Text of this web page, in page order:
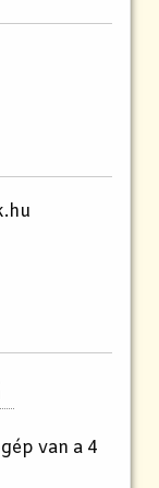
van a 4